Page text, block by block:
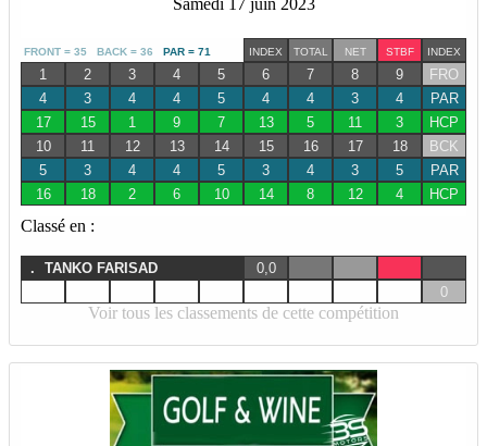
FRONT = 35 BACK = 36 PAR = 71 INDEX TOTAL NET STBF INDEX
1 2 3 4 5 6 7 8 9
FRO
4
3 4 4 5 4 4 3 4
PAR
17
15 1 9 7 13 5 11 3
HCP
10
11 12 13 14 15 16 17 18
BCK
5
3 4 4 5 3 4 3 5
PAR
16
18 2 6 10 14 8 12 4 HCP
Classé en :
. TANKO FARISAD
0,0
0
Voir tous les classements de cette compétition